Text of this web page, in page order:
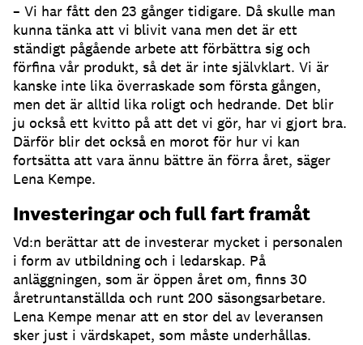
– Vi har fått den 23 gånger tidigare. Då skulle man
kunna tänka att vi blivit vana men det är ett
ständigt pågående arbete att förbättra sig och
förfina vår produkt, så det är inte självklart. Vi är
kanske inte lika överraskade som första gången,
men det är alltid lika roligt och hedrande. Det blir
ju också ett kvitto på att det vi gör, har vi gjort bra.
Därför blir det också en morot för hur vi kan
fortsätta att vara ännu bättre än förra året, säger
Lena Kempe.
Investeringar och full fart framåt
Vd:n berättar att de investerar mycket i personalen
i form av utbildning och i ledarskap. På
anläggningen, som är öppen året om, finns 30
åretruntanställda och runt 200 säsongsarbetare.
Lena Kempe menar att en stor del av leveransen
sker just i värdskapet, som måste underhållas.